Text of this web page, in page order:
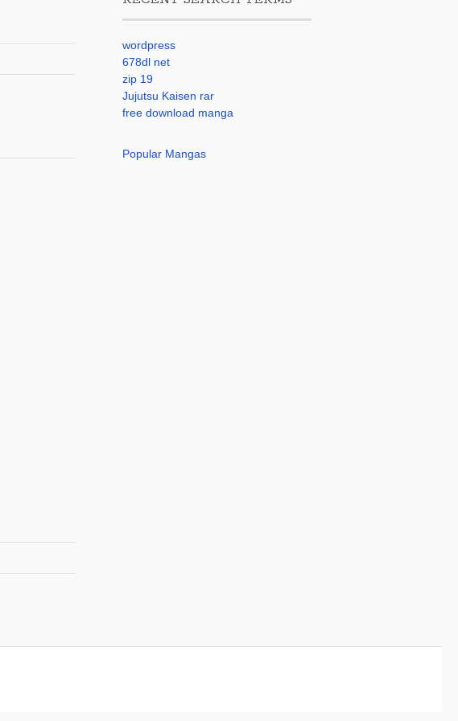
wordpress
678dl net
zip 19
Jujutsu Kaisen rar
free download manga
Popular Mangas